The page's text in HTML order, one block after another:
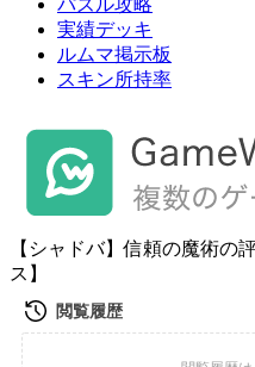
パズル攻略
実績デッキ
ルムマ掲示板
スキン所持率
【シャドバ】信頼の魔術の
ス】